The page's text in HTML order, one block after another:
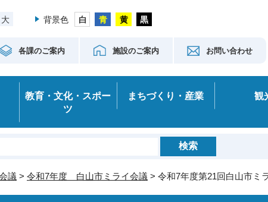
大 背景色
各課のご案内 施設のご案内 お問い合わせ
教育・文化・スポー
ツ
まちづくり・産業 観
議 > 令和7年度 白山市ミライ会議 > 令和7年度第21回白山市ミ